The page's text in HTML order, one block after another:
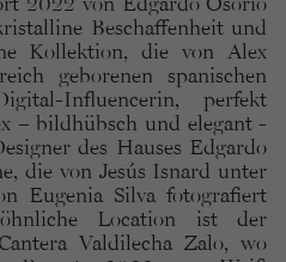
Beschaffenheit und
Kollektion, die von Alex
geborenen spanischen
Influencerin, perfekt
– bildhübsch und elegant -
des Hauses Edgardo
die von Jesús Isnard unter
Eugenia Silva fotografiert
Location ist der
Valdilecha Zalo, wo